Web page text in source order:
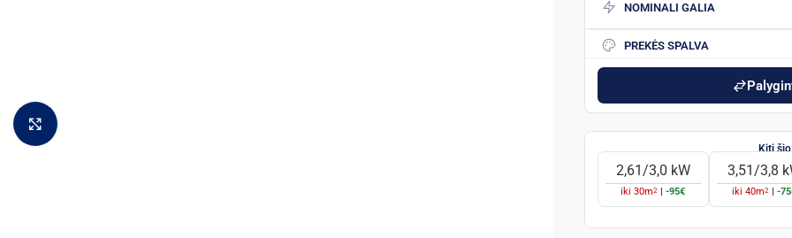
NOMINALI GALIA
PREKĖS SPALVA
2,61/3,0 kW
iki30m2 -95€
3,51/3,8
iki40m2 -